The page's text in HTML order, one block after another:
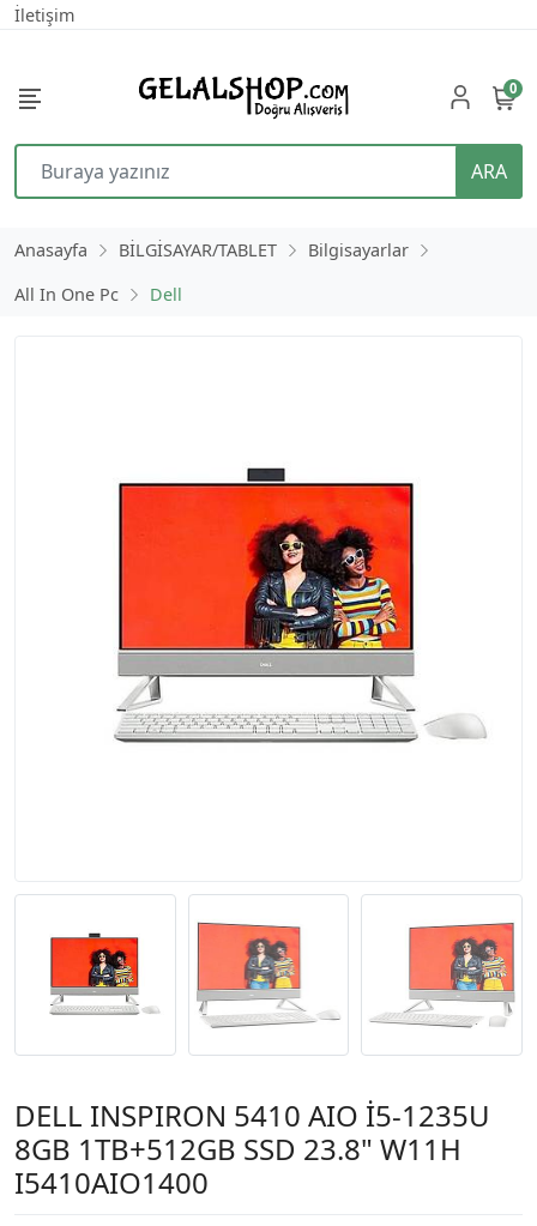
İletişim
ARA
0
Anasayfa BİLGİSAYAR/TABLET
Bilgisayarlar
All In One Pc
Dell
DELL INSPIRON 5410 AIO İ5-1235U
8GB 1TB+512GB SSD 23.8" W11H
I5410AIO1400